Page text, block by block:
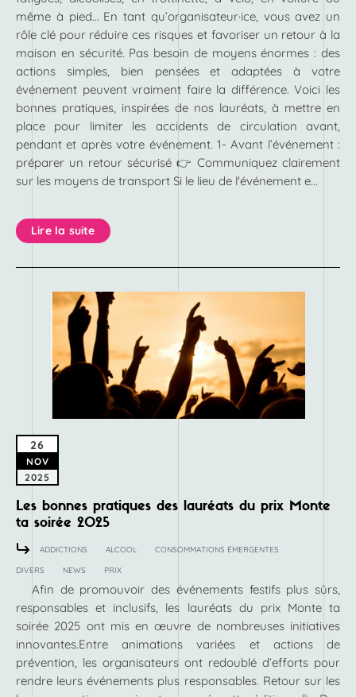
même à pied… En tant qu’organisateur·ice, vous avez un
rôle clé pour réduire ces risques et favoriser un retour à la
maison en sécurité. Pas besoin de moyens énormes : des
actions simples, bien pensées et adaptées à votre
événement peuvent vraiment faire la différence. Voici les
bonnes pratiques, inspirées de nos lauréats, à mettre en
place pour limiter les accidents de circulation avant,
pendant et après votre événement. 1- Avant l’événement :
préparer un retour sécurisé 👉 Communiquez clairement
sur les moyens de transport Si le lieu de l'événement e...
Lire la suite
26
NOV
2025
Les bonnes pratiques des lauréats du prix Monte
ta soirée 2025
ADDICTIONS ALCOOL
CONSOMMATIONS ÉMERGENTES
DIVERS
NEWS PRIX
Afin de promouvoir des événements festifs plus sûrs,
responsables et inclusifs, les lauréats du prix Monte ta
soirée 2025 ont mis en œuvre de nombreuses initiatives
innovantes.Entre animations variées et actions de
prévention, les organisateurs ont redoublé d’efforts pour
rendre leurs événements plus responsables. Retour sur les